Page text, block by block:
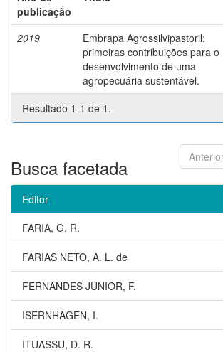
publicação
2019
Embrapa Agrossilvipastoril:
primeiras contribuições para o
desenvolvimento de uma
agropecuária sustentável.
Resultado 1-1 de 1.
Busca facetada
Editor
FARIA, G. R.
FARIAS NETO, A. L. de
FERNANDES JUNIOR, F.
ISERNHAGEN, I.
ITUASSU, D. R.